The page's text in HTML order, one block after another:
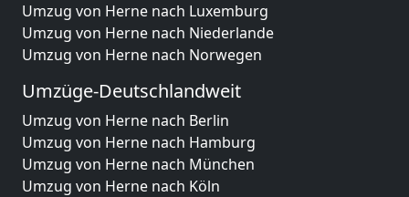
Umzug von Herne nach Luxemburg
Umzug von Herne nach Niederlande
Umzug von Herne nach Norwegen
Umzüge-Deutschlandweit
Umzug von Herne nach Berlin
Umzug von Herne nach Hamburg
Umzug von Herne nach München
Umzug von Herne nach Köln